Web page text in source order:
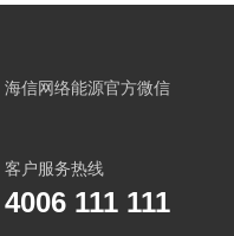
海信网络能源官方微信
客户服务热线
4006 111 111